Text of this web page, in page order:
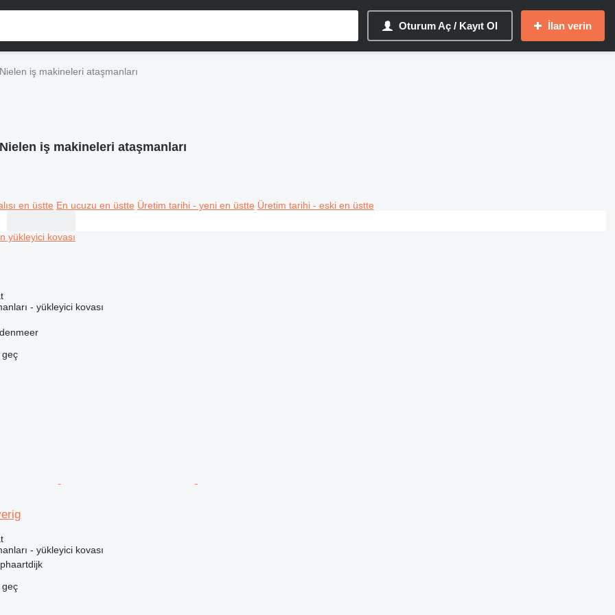
Oturum Aç / Kayıt Ol İlan verin
iş makineleri ataşmanları
iş makineleri ataşmanları
en üstte En ucuzu en üstte Üretim tarihi - yeni en üstte Üretim tarihi - eski en üstte
- yükleyici kovası
geç
- yükleyici kovası
geç